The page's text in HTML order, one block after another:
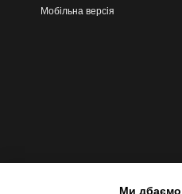
Мобільна версія
Ми дбаємо